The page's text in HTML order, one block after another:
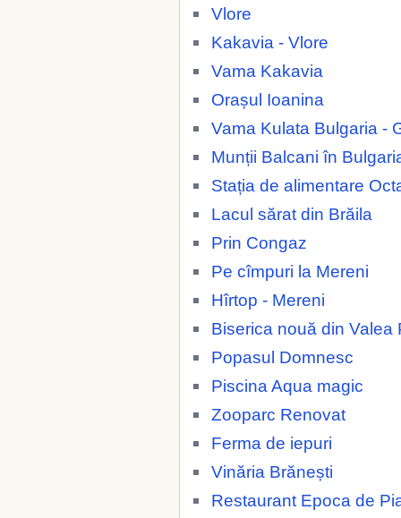
Vlore
Kakavia - Vlore
Vama Kakavia
Orașul Ioanina
Vama Kulata Bulgaria -
Munții Balcani în
Stația de alimentare
Lacul sărat din Brăila
Prin Congaz
Pe cîmpuri la Mereni
Hîrtop - Mereni
Biserica nouă din Valea
Popasul Domnesc
Piscina Aqua magic
Zooparc Renovat
Ferma de iepuri
Vinăria Brănești
Restaurant Epoca de